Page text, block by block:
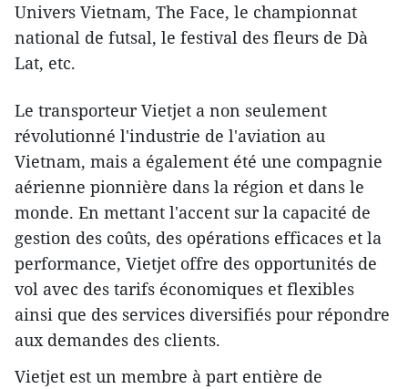
Univers Vietnam, The Face, le championnat
national de futsal, le festival des fleurs de Dà
Lat, etc.
Le transporteur Vietjet a non seulement
révolutionné l'industrie de l'aviation au
Vietnam, mais a également été une compagnie
aérienne pionnière dans la région et dans le
monde. En mettant l'accent sur la capacité de
gestion des coûts, des opérations efficaces et la
performance, Vietjet offre des opportunités de
vol avec des tarifs économiques et flexibles
ainsi que des services diversifiés pour répondre
aux demandes des clients.
Vietjet est un membre à part entière de